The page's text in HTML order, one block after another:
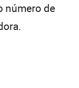
número de